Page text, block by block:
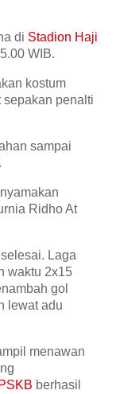
di Stadion Haji
WIB.
kostum
sepakan penalti
sampai
Ridho At
Laga
waktu 2x15
gol
lewat adu
menawan
PSKB berhasil